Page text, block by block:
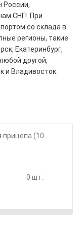
России,
СНГ!. При
со склада в
регионы, такие
Екатеринбург,
другой,
и Владивосток.
прицепа (10
0 шт.